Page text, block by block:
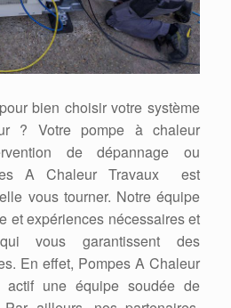
bien choisir votre système
? Votre pompe à chaleur
de dépannage ou
A Chaleur Travaux est
vous tourner. Notre équipe
et expériences nécessaires et
vous garantissent des
En effet, Pompes A Chaleur
une équipe soudée de